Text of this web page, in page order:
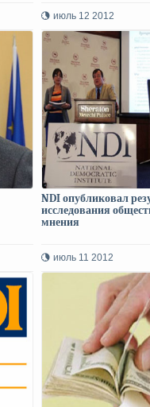
июль 12 2012
NDI опубликовал
исследования
мнения
июль 11 2012